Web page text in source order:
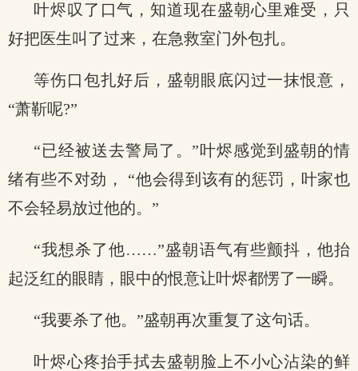
叶烬叹了口气，知道现在盛朝心里难受，只
好把医生叫了过来，在急救室门外包扎。
等伤口包扎好后，盛朝眼底闪过一抹恨意，
“萧靳呢?”
“已经被送去警局了。”叶烬感觉到盛朝的情
绪有些不对劲， “他会得到该有的惩罚，叶家也
不会轻易放过他的。”
“我想杀了他……”盛朝语气有些颤抖，他抬
起泛红的眼睛，眼中的恨意让叶烬都愣了一瞬。
“我要杀了他。”盛朝再次重复了这句话。
叶烬心疼抬手拭去盛朝脸上不小心沾染的鲜